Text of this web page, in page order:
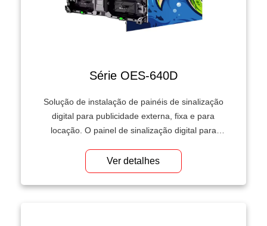
Série OES-640D
Solução de instalação de painéis de sinalização
digital para publicidade externa, fixa e para
locação. O painel de sinalização digital para
possui um tamanho padrão de 640x640 mm, uma
solução de alto desempenho projetada para
aplicações de locação em ambientes internos e
Ver detalhes